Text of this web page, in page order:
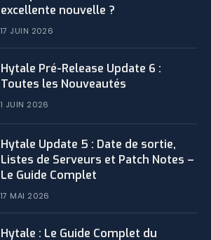
excellente nouvelle ?
17 JUIN 2026
Hytale Pré-Release Update 6 :
Toutes les Nouveautés
1 JUIN 2026
Hytale Update 5 : Date de sortie,
Listes de Serveurs et Patch Notes –
Le Guide Complet
17 MAI 2026
Hytale : Le Guide Complet du